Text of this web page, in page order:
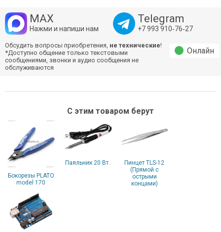
MAX
Нажми и напиши нам
Telegram
+7 993 910‑76‑27
Обсудить вопросы приобретения, не технические!
*Доступно общение только текстовыми
сообщениями, звонки и аудио сообщения не
обслуживаются
Онлайн
С этим товаром берут
Бокорезы PLATO
model 170
Паяльник 20 Вт.
Пинцет TLS-12
(Прямой с
острыми
концами)